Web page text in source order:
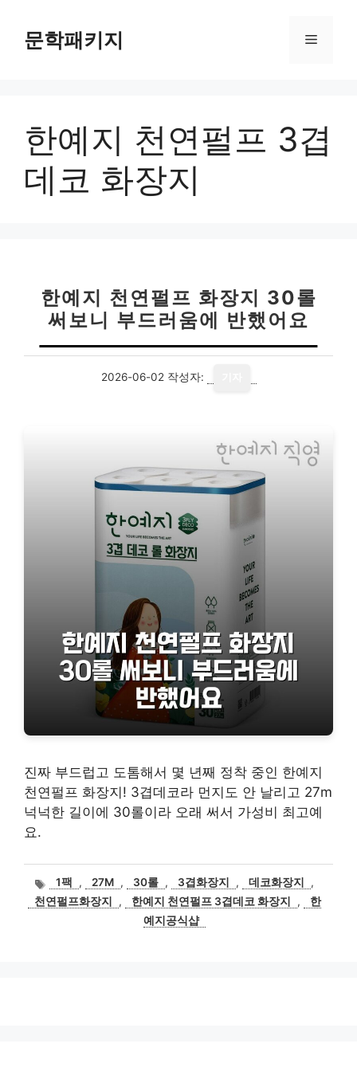
문학패키지 메
한예지 천연펄프 3겹
데코 화장지
한예지 천연펄프 화장지 30롤
써보니 부드러움에 반했어요
2026-06-02 작성자:
진짜 부드럽고 도톰해서 몇 년째 정착 중인 한예지
천연펄프 화장지! 3겹데코라 먼지도 안 날리고 27m
넉넉한 길이에 30롤이라 오래 써서 가성비 최고예
요.
태
그
1팩 , 27M , 30롤 , 3겹화장지 , 데코화장지
,
천연펄프화장지
, 한예지 천연펄프 3겹데코 화장지 ,
한
예지공식샵